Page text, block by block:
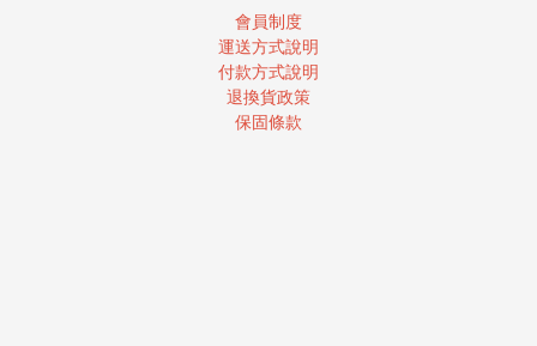
會員制度
運送方式說明
付款方式說明
退換貨政策
保固條款